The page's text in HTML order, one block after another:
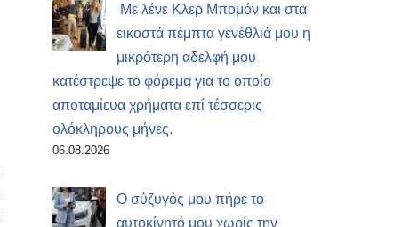
Με λένε Κλερ Μπομόν και στα
εικοστά πέμπτα γενέθλιά μου η
μικρότερη αδελφή μου
κατέστρεψε το φόρεμα για το οποίο
αποταμίευα χρήματα επί τέσσερις
ολόκληρους μήνες.
06.08.2026
Ο σύζυγός μου πήρε το
αυτοκίνητό μου χωρίς την